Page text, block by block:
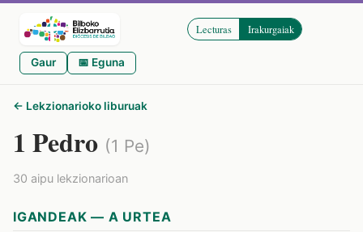
Lecturas Irakurgaiak
Gaur 📅 Eguna
← Lekzionarioko liburuak
1 Pedro (1 Pe)
30 aipu lekzionarioan
IGANDEAK — A URTEA